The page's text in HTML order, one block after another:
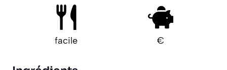
facile €